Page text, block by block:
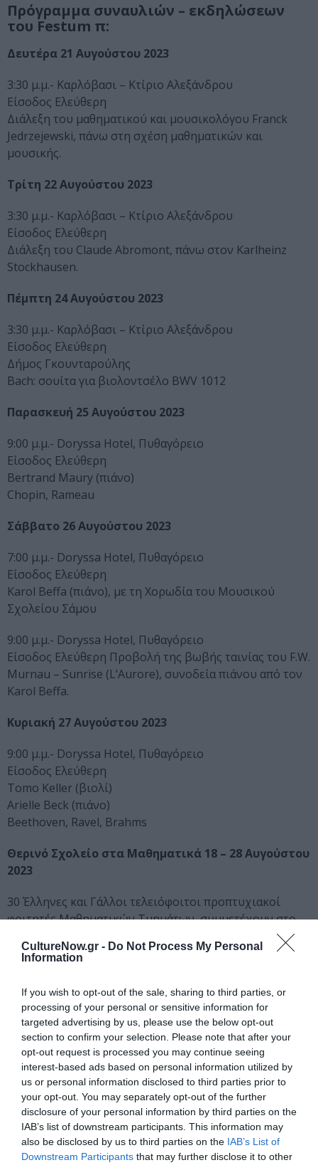
CultureNow.gr - Do Not Process My Personal
Information
If you wish to opt-out of the sale, sharing to third parties, or
processing of your personal or sensitive information for
targeted advertising by us, please use the below opt-out
section to confirm your selection. Please note that after your
opt-out request is processed you may continue seeing
interest-based ads based on personal information utilized by
us or personal information disclosed to third parties prior to
your opt-out. You may separately opt-out of the further
disclosure of your personal information by third parties on the
IAB’s list of downstream participants. This information may
also be disclosed by us to third parties on the IAB’s List of
Downstream Participants that may further disclose it to other
Πρόγραμμα συναυλιών – εκδηλώσεων
του Festum π:
Δευτέρα 21 Αυγούστου 2023
3:30 μ.μ.- Καρλόβασι – Κτίριο Αλεξάνδρου
Είσοδος Ελεύθερη
Διάλεξη του μαθηματικού και μουσικολόγου Franck
Jedrzejewski, πάνω στη σχέση μαθηματικών και
μουσικής.
Τρίτη 22 Αυγούστου 2023
3:30 μ.μ.- Καρλόβασι – Κτίριο Αλεξάνδρου
Είσοδος Ελεύθερη
Διάλεξη του Claude Abromont, πάνω στον Karlheinz
Stockhausen.
Πέμπτη 24 Αυγούστου 2023
3:30 μ.μ.- Καρλόβασι – Κτίριο Αλεξάνδρου
Είσοδος Ελεύθερη
Δήμος Γκουνταρούλης
Bach: σουίτα για βιολοντσέλο BWV 1012
Παρασκευή 25 Αυγούστου 2023
9:00 μ.μ.- Doryssa Hotel, Πυθαγόρειο
Είσοδος Ελεύθερη
Bertrand Maury (πιάνο)
Chopin, Rameau
Σάββατο 26 Αυγούστου 2023
7:00 μ.μ.- Doryssa Hotel, Πυθαγόρειο
Είσοδος Ελεύθερη
Karol Beffa (πιάνο), με τη Χορωδία του Μουσικού
Σχολείου Σάμου
9:00 μ.μ.- Doryssa Hotel, Πυθαγόρειο
Είσοδος Ελεύθερη Προβολή της βωβής ταινίας του F.W.
Murnau – Sunrise (L’Aurore), συνοδεία πιάνου από τον
Karol Beffa.
Κυριακή 27 Αυγούστου 2023
9:00 μ.μ.- Doryssa Hotel, Πυθαγόρειο
Είσοδος Ελεύθερη
Tomo Keller (βιολί)
Arielle Beck (πιάνο)
Beethoven, Ravel, Brahms
Θερινό Σχολείο στα Μαθηματικά 18 – 28 Αυγούστου
2023
30 Έλληνες και Γάλλοι τελειόφοιτοι προπτυχιακοί
φοιτητές Μαθηματικών Τμημάτων, συμμετέχουν στο
θερινό σχολείο που πραγματοποιείται από το Τμήμα
Μαθηματικών του Πανεπιστημίου Αιγαίου σε
(Mathematics Lab in Orsay).
Σκοπός του σχολείου είναι να αναδείξει τομείς των
μαθηματικών, που δημιουργούν γέφυρες, ενισχύοντας
την ιδέα της ενότητας της Μαθηματικής Επιστήμης.
Οι διαλέξεις θα λάβουν χώρα στις εγκαταστάσεις του
Τμήματος Μαθηματικών του Πανεπιστημίου Αιγαίου
στο Καρλόβασι, παράλληλα με τις μουσικές εκδηλώσεις
του Φεστιβάλ.